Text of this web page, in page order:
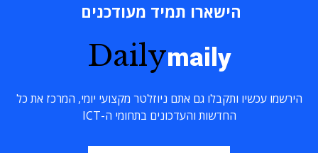
הישארו תמיד מעודכנים
Dailymaily
הירשמו עכשיו ותקבלו גם אתם ניוזלטר מקצועי יומי, המרכז את כל
החדשות והעדכונים בתחומי ה-ICT